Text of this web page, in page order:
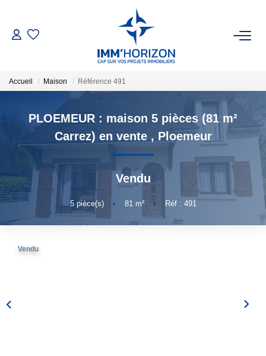
ACHETER
LOUER
BIENS VENDUS
Accueil Maison Référence 491
PLOEMEUR : maison 5 pièces (81 m²
Carrez) en vente , Ploemeur
Vendu
5pièce(s) • 81 m² • Réf : 491
Vendu